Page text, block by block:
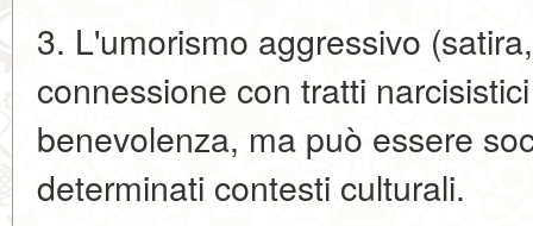
3. L'umorismo aggressivo
connessione con tratti
benevolenza, ma può essere
determinati contesti culturali.